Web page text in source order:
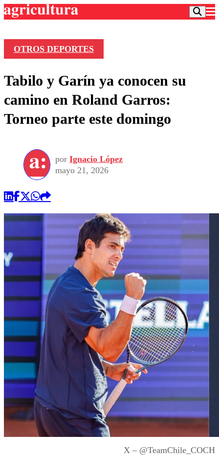
Frecuencias
Agricultura TV
Deportes
Colo Colo
Seleccion Chilena
Torneo Internacional
Universidad de Chile
Entretención
Economía
Internacional
Sustentabilidad
Publicaciones en medios
Opinión
OTROS DEPORTES
Tabilo y Garín ya conocen su
camino en Roland Garros:
Torneo parte este domingo
por Ignacio López
mayo 21, 2026
X – @TeamChile_COCH